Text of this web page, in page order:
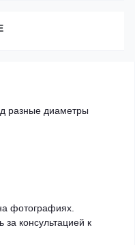
разные диаметры
фотографиях.
консультацией к